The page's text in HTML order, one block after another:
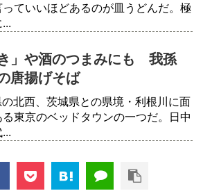
ていいほどあるのが皿うどんだ。極
き」や酒のつまみにも 我孫
唐揚げそば
北西、茨城県との県境・利根川に面
東京のベッドタウンの一つだ。日中